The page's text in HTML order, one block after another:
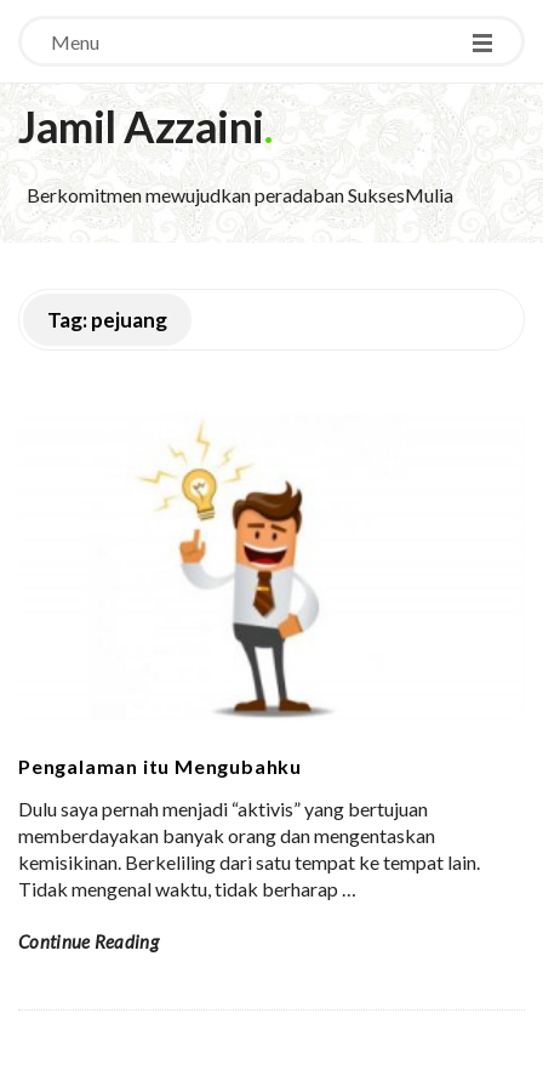
Menu
Jamil Azzaini.
Berkomitmen mewujudkan peradaban SuksesMulia
Tag:pejuang
Pengalaman itu Mengubahku
Dulu saya pernah menjadi “aktivis” yang bertujuan
memberdayakan banyak orang dan mengentaskan
kemisikinan. Berkeliling dari satu tempat ke tempat lain.
Tidak mengenal waktu, tidak berharap …
Continue Reading